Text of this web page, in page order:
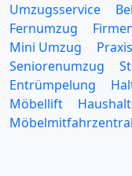
Umzugsservice
Fernumzug
Mini Umzug
Seniorenumzug
Entrümpelung
Möbellift